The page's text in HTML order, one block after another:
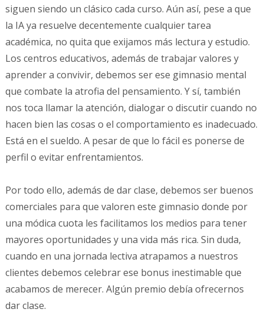
siguen siendo un clásico cada curso. Aún así, pese a que
la IA ya resuelve decentemente cualquier tarea
académica, no quita que exijamos más lectura y estudio.
Los centros educativos, además de trabajar valores y
aprender a convivir, debemos ser ese gimnasio mental
que combate la atrofia del pensamiento. Y sí, también
nos toca llamar la atención, dialogar o discutir cuando no
hacen bien las cosas o el comportamiento es inadecuado.
Está en el sueldo. A pesar de que lo fácil es ponerse de
perfil o evitar enfrentamientos.
Por todo ello, además de dar clase, debemos ser buenos
comerciales para que valoren este gimnasio donde por
una módica cuota les facilitamos los medios para tener
mayores oportunidades y una vida más rica. Sin duda,
cuando en una jornada lectiva atrapamos a nuestros
clientes debemos celebrar ese bonus inestimable que
acabamos de merecer. Algún premio debía ofrecernos
dar clase.